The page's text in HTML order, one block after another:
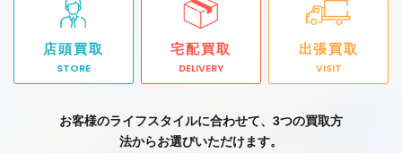
店頭買取
STORE
宅配買取
DELIVERY
出張買取
VISIT
お客様のライフスタイルに合わせて、3つの買取方
法からお選びいただけます。